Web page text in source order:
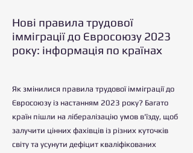
Нові правила трудової
імміграції до Євросоюзу 2023
року: інформація по країнах
Як змінилися правила трудової імміграції до
Євросоюзу із настанням 2023 року? Багато
країн пішли на лібералізацію умов в'їзду, щоб
залучити цінних фахівців із різних куточків
світу та усунути дефіцит кваліфікованих